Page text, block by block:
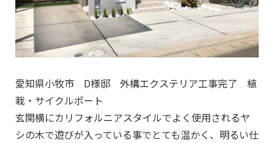
愛知県小牧市 D様邸 外構エクステリア工事完了 植
栽・サイクルポート
玄関横にカリフォルニアスタイルでよく使用されるヤ
シの木で遊びが入っている事でとても温かく、明るい仕